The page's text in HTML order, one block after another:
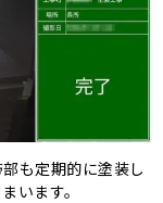
も定期的に塗装し
います。